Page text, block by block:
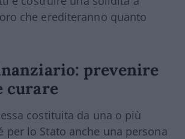
che erediteranno quanto
prevenire
curare
costituita da una o più
per lo Stato anche una persona